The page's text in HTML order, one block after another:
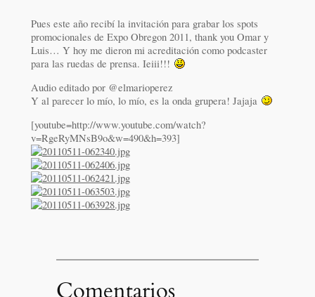
Pues este año recibí la invitación para grabar los spots
promocionales de Expo Obregon 2011, thank you Omar y
Luis… Y hoy me dieron mi acreditación como podcaster
para las ruedas de prensa. Ieiii!!!
Audio editado por @elmarioperez
Y al parecer lo mío, lo mío, es la onda grupera! Jajaja
[youtube=http://www.youtube.com/watch?
v=RgeRyMNsB9o&w=490&h=393]
Comentarios